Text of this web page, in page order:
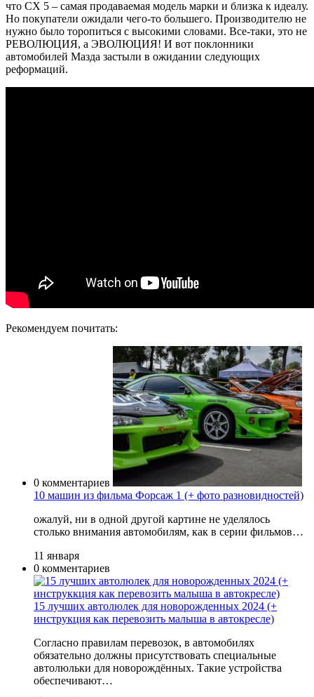
что СХ 5 – самая продаваемая модель марки и близка к идеалу.
Но покупатели ожидали чего-то большего. Производителю не
нужно было торопиться с высокими словами. Все-таки, это не
РЕВОЛЮЦИЯ, а ЭВОЛЮЦИЯ! И вот поклонники
автомобилей Мазда застыли в ожидании следующих
реформаций.
Рекомендуем почитать:
0 комментариев
10 машин из фильма Форсаж 1 (+ фото разновидностей)
ожалуй, ни в одной другой картине не уделялось
столько внимания автомобилям, как в серии фильмов…
11 января
0 комментариев
15 лучших автолюлек для новорожденных 2024 (+
инструкция как перевозить малыша в автокресле)
Согласно правилам перевозок, в автомобилях
обязательно должны присутствовать специальные
автолюльки для новорождённых. Такие устройства
обеспечивают…